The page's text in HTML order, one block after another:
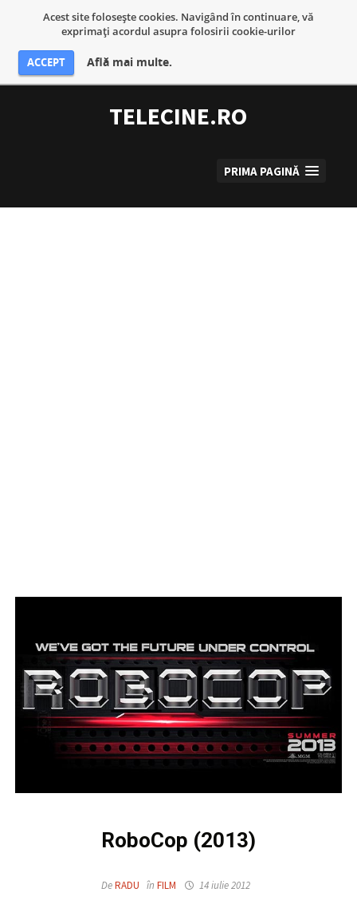
Acest site foloseşte cookies. Navigând în continuare, vă
exprimaţi acordul asupra folosirii cookie-urilor
ACCEPT Află mai multe.
conținut
TELECINE.RO
PRIMA PAGINĂ
RoboCop (2013)
DeRADU înFILM 14 iulie 2012